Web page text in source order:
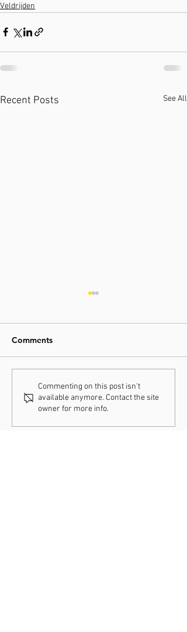
Veldrijden
Recent Posts See All
31-01-2026 / WK Hulst
Comments
Commenting on this post isn't
available anymore. Contact the site
owner for more info.